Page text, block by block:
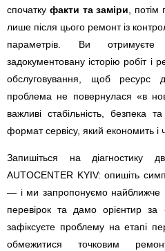
спочатку факти та заміри ,
лише після цього ремонт із
параметрів. Ви отримуєте
задокументовану історію робіт і
обслуговування, щоб ресурс
проблема не повернулася «в
важливі стабільність,
формат сервісу, який економить і
Запишіться на діагностику
AUTOCENTER KYIV: опишіть
— і ми запропонуємо найближче
перевірок та дамо орієнтир
зафіксуєте проблему на етапі
обмежитися точковим